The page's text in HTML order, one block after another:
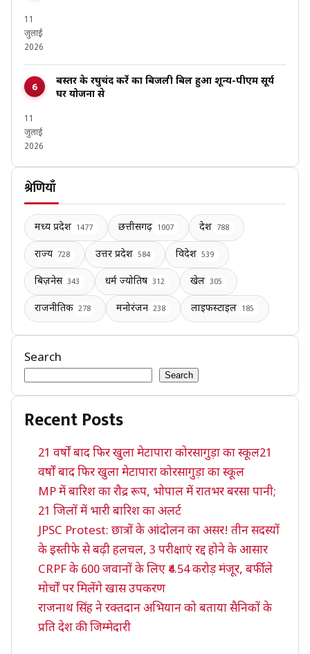
11
जुलाई
2026
बस्तर के रघुचंद कर्रे का बिजली बिल हुआ शून्य-पीएम सूर्य
घर योजना से
11
जुलाई
2026
श्रेणियाँ
मध्य प्रदेश 1477 छत्तीसगढ़ 1007 देश 788
राज्य 728 उत्तर प्रदेश 584 विदेश 539
बिज़नेस 343 धर्म ज्योतिष 312 खेल 305
राजनीतिक 278 मनोरंजन 238 लाइफस्टाइल 185
Search
Search
Recent Posts
21 वर्षों बाद फिर खुला मेटापारा कोरसागुड़ा का स्कूल21
वर्षों बाद फिर खुला मेटापारा कोरसागुड़ा का स्कूल
MP में बारिश का रौद्र रूप, भोपाल में रातभर बरसा पानी;
21 जिलों में भारी बारिश का अलर्ट
JPSC Protest: छात्रों के आंदोलन का असर! तीन सदस्यों
के इस्तीफे से बढ़ी हलचल, 3 परीक्षाएं रद्द होने के आसार
CRPF के 600 जवानों के लिए ₹4.54 करोड़ मंजूर, बर्फीले
मोर्चों पर मिलेंगे खास उपकरण
राजनाथ सिंह ने रक्तदान अभियान को बताया सैनिकों के
प्रति देश की जिम्मेदारी